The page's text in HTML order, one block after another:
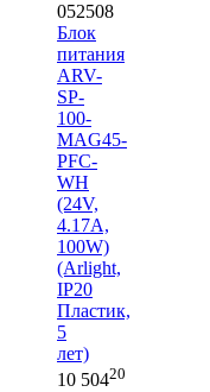
052508
Блок
питания
ARV-
SP-
100-
MAG45-
PFC-
WH
(24V,
4.17A,
100W)
(Arlight,
IP20
Пластик,
5
лет)
10 50420